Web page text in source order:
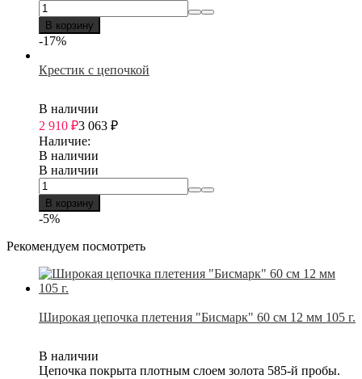
В корзину
-17%
Крестик с цепочкой
В наличии
2 910 ₽3 063 ₽
Наличие:
В наличии
В наличии
В корзину
-5%
Рекомендуем посмотреть
Широкая цепочка плетения "Бисмарк" 60 см 12 мм 105 г.
В наличии
Цепочка покрыта плотным слоем золота 585-й пробы.